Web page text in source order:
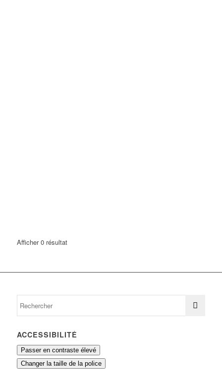
Afficher 0 résultat
ACCESSIBILITÉ
Passer en contraste élevé
Changer la taille de la police